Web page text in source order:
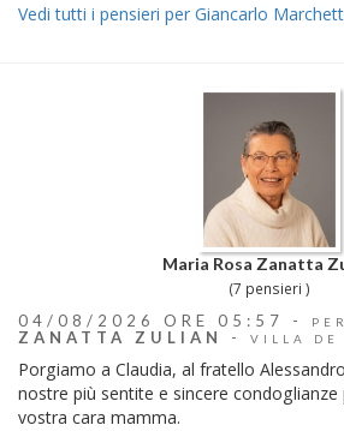
Vedi tutti i pensieri per Giancarlo
Maria Rosa Zanatta
(7 pensieri )
04/08/2026 ORE 05:57 - PER
ZANATTA ZULIAN
- VILLA DE
Porgiamo a Claudia, al fratello
nostre più sentite e sincere condoglianze
vostra cara mamma.